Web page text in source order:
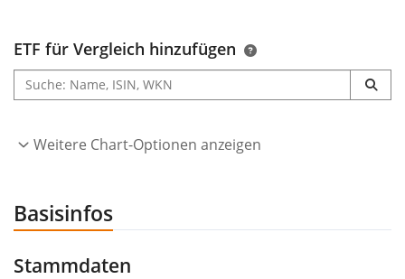
ETF für Vergleich hinzufügen
Weitere Chart-Optionen anzeigen
Basisinfos
Stammdaten